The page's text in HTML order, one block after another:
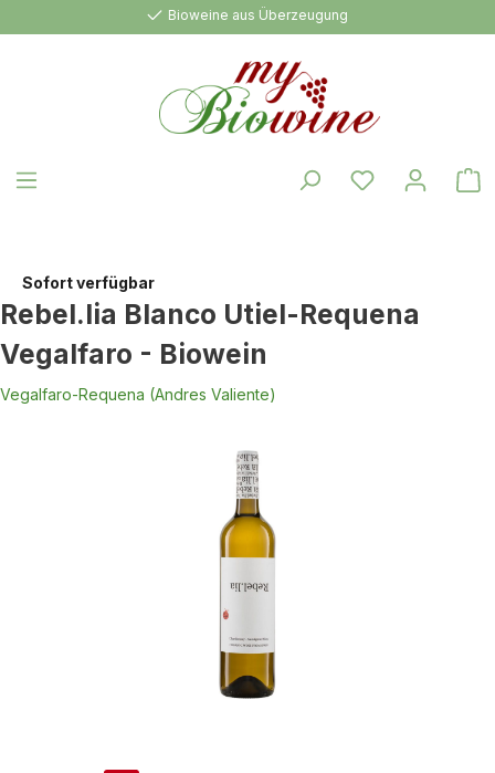
Bioweine aus Überzeugung
Sofort verfügbar
Rebel.lia Blanco Utiel-Requena
Vegalfaro - Biowein
Vegalfaro-Requena (Andres Valiente)